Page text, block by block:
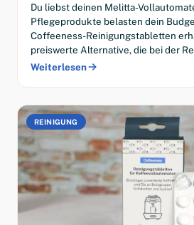
Du liebst deinen Melitta-
Pflegeprodukte belasten dein
Coffeeness-Reinigungstabletten
preiswerte Alternative, die bei der
Weiterlesen
REINIGUNG